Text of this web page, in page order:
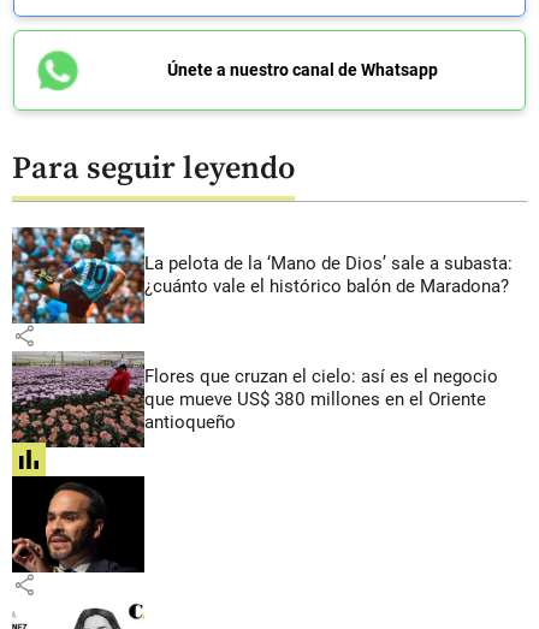
Únete a nuestro canal de Whatsapp
Para seguir leyendo
La pelota de la ‘Mano de Dios’ sale a subasta:
¿cuánto vale el histórico balón de Maradona?
share
Flores que cruzan el cielo: así es el negocio
que mueve US$ 380 millones en el Oriente
antioqueño
share
share